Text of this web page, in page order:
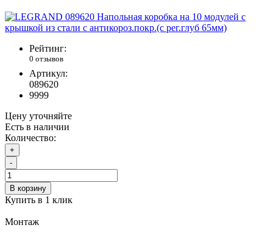
Рейтинг:
0 отзывов
Артикул:
089620
9999
Цену уточняйте
Есть в наличии
Количество:
+
-
В корзину
Купить в 1 клик
Монтаж